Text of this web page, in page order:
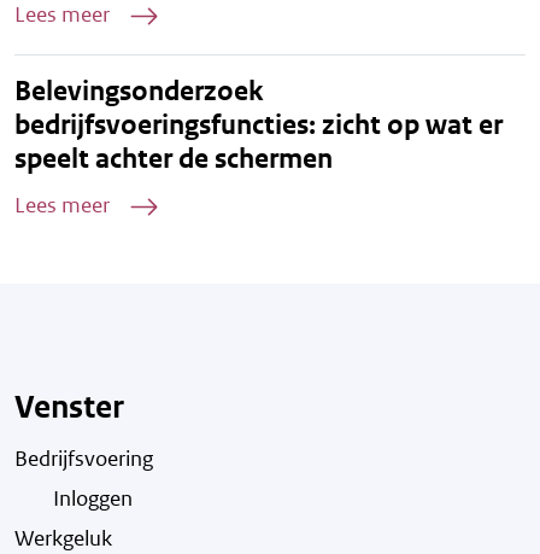
Lees meer
Belevingsonderzoek
bedrijfsvoeringsfuncties: zicht op wat er
speelt achter de schermen
Lees meer
Venster
Bedrijfsvoering
Inloggen
Werkgeluk